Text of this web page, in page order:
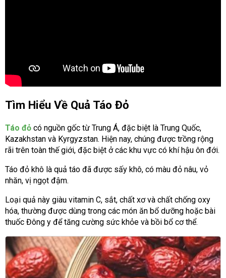
Tìm Hiểu Về Quả Táo Đỏ
Táo đỏ có nguồn gốc từ Trung Á, đặc biệt là Trung Quốc,
Kazakhstan và Kyrgyzstan. Hiện nay, chúng được trồng rộng
rãi trên toàn thế giới, đặc biệt ở các khu vực có khí hậu ôn đới.
Táo đỏ khô là quả táo đã được sấy khô, có màu đỏ nâu, vỏ
nhăn, vị ngọt đậm.
Loại quả này giàu vitamin C, sắt, chất xơ và chất chống oxy
hóa, thường được dùng trong các món ăn bổ dưỡng hoặc bài
thuốc Đông y để tăng cường sức khỏe và bồi bổ cơ thể.